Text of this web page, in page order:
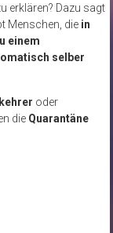
erklären? Dazu sagt
Menschen, die in
einem
selber
oder
die Quarantäne